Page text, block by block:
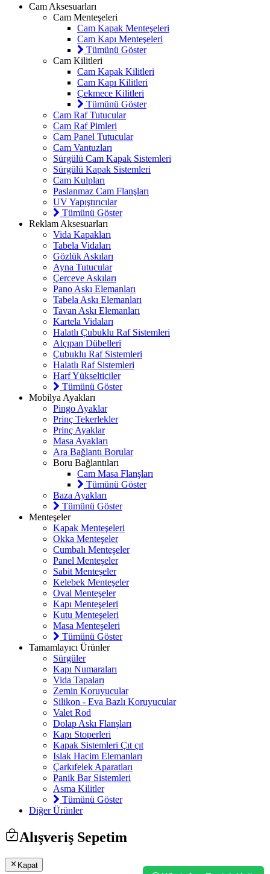
Cam Aksesuarları
Cam Menteşeleri
Cam Kapak Menteşeleri
Cam Kapı Menteşeleri
Tümünü Göster
Cam Kilitleri
Cam Kapak Kilitleri
Cam Kapı Kilitleri
Çekmece Kilitleri
Tümünü Göster
Cam Raf Tutucular
Cam Raf Pimleri
Cam Panel Tutucular
Cam Vantuzları
Sürgülü Cam Kapak Sistemleri
Sürgülü Kapak Sistemleri
Cam Kulpları
Paslanmaz Cam Flanşları
UV Yapıştırıcılar
Tümünü Göster
Reklam Aksesuarları
Vida Kapakları
Tabela Vidaları
Gözlük Askıları
Ayna Tutucular
Çerceve Askıları
Pano Askı Elemanları
Tabela Askı Elemanları
Tavan Askı Elemanları
Kartela Vidaları
Halatlı Çubuklu Raf Sistemleri
Alçıpan Dübelleri
Çubuklu Raf Sistemleri
Halatlı Raf Sistemleri
Harf Yükselticiler
Tümünü Göster
Mobilya Ayakları
Pingo Ayaklar
Prinç Tekerlekler
Prinç Ayaklar
Masa Ayakları
Ara Bağlantı Borular
Boru Bağlantıları
Cam Masa Flanşları
Tümünü Göster
Baza Ayakları
Tümünü Göster
Menteşeler
Kapak Menteşeleri
Okka Menteşeler
Cumbalı Menteşeler
Panel Menteşeler
Sabit Menteşeler
Kelebek Menteşeler
Oval Menteşeler
Kapı Menteşeleri
Kutu Menteşeleri
Masa Menteşeleri
Tümünü Göster
Tamamlayıcı Ürünler
Sürgüler
Kapı Numaraları
Vida Tapaları
Zemin Koruyucular
Silikon - Eva Bazlı Koruyucular
Valet Rod
Dolap Askı Flanşları
Kapı Stoperleri
Kapak Sistemleri Çıt çıt
Islak Hacim Elemanları
Çarkıfelek Aparatları
Panik Bar Sistemleri
Asma Kilitler
Tümünü Göster
Diğer Ürünler
Alışveriş Sepetim
Kapat